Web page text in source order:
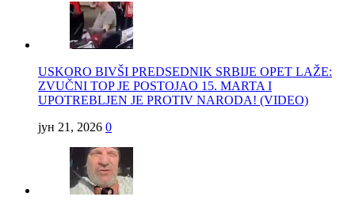
USKORO BIVŠI PREDSEDNIK SRBIJE OPET LAŽE:
ZVUČNI TOP JE POSTOJAO 15. MARTA I
UPOTREBLJEN JE PROTIV NARODA! (VIDEO)
јун 21, 2026 0